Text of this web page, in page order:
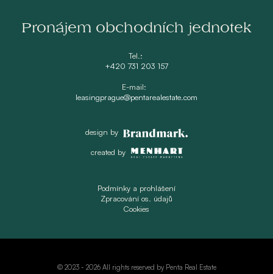
Pronájem obchodních jednotek
Tel.:
+420 731 203 157
E-mail:
leasingprague@pentarealestate.com
design by
created by
Podmínky a prohlášení
Zpracování os. údajů
Cookies
© 2023 - 2026 All rights reserved by Penta Real Estate